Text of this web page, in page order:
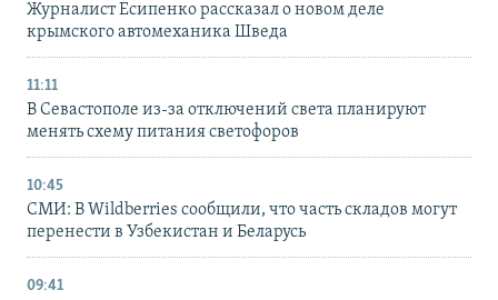
Журналист Есипенко рассказал о новом деле
крымского автомеханика Шведа
11:11
В Севастополе из-за отключений света планируют
менять схему питания светофоров
10:45
СМИ: В Wildberries сообщили, что часть складов могут
перенести в Узбекистан и Беларусь
09:41